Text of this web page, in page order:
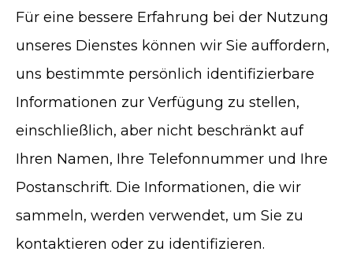
Für eine bessere Erfahrung bei der Nutzung
unseres Dienstes können wir Sie auffordern,
uns bestimmte persönlich identifizierbare
Informationen zur Verfügung zu stellen,
einschließlich, aber nicht beschränkt auf
Ihren Namen, Ihre Telefonnummer und Ihre
Postanschrift. Die Informationen, die wir
sammeln, werden verwendet, um Sie zu
kontaktieren oder zu identifizieren.